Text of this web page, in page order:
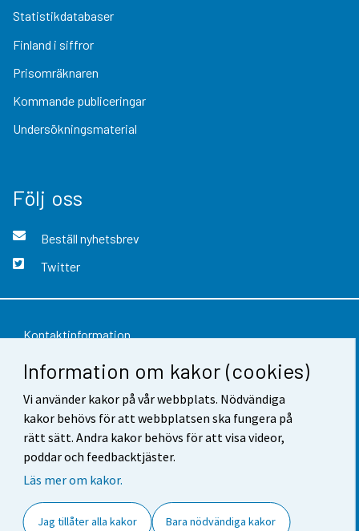
Information om kakor (cookies)
Vi använder kakor på vår webbplats. Nödvändiga
kakor behövs för att webbplatsen ska fungera på
rätt sätt. Andra kakor behövs för att visa videor,
poddar och feedbacktjäster.
Läs mer om kakor.
Jag tillåter alla kakor Bara nödvändiga kakor
Statistikdatabaser
Finland i siffror
Prisomräknaren
Kommande publiceringar
Undersökningsmaterial
Följ oss
Beställ nyhetsbrev
Twitter
Kontaktinformation
Respons
Användarvillkor
Dataskydd
Tillgänglighet
Cookie-inställningar